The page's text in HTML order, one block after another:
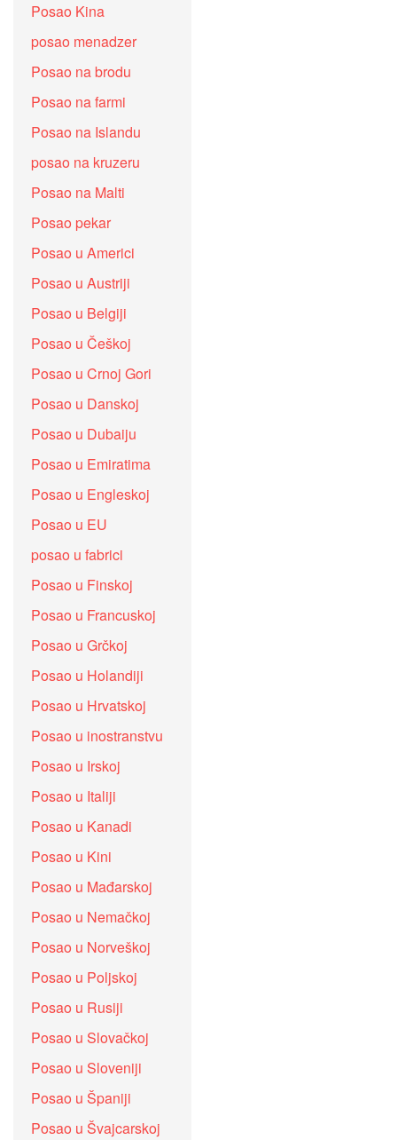
Posao Kina
posao menadzer
Posao na brodu
Posao na farmi
Posao na Islandu
posao na kruzeru
Posao na Malti
Posao pekar
Posao u Americi
Posao u Austriji
Posao u Belgiji
Posao u Češkoj
Posao u Crnoj Gori
Posao u Danskoj
Posao u Dubaiju
Posao u Emiratima
Posao u Engleskoj
Posao u EU
posao u fabrici
Posao u Finskoj
Posao u Francuskoj
Posao u Grčkoj
Posao u Holandiji
Posao u Hrvatskoj
Posao u inostranstvu
Posao u Irskoj
Posao u Italiji
Posao u Kanadi
Posao u Kini
Posao u Mađarskoj
Posao u Nemačkoj
Posao u Norveškoj
Posao u Poljskoj
Posao u Rusiji
Posao u Slovačkoj
Posao u Sloveniji
Posao u Španiji
Posao u Švajcarskoj